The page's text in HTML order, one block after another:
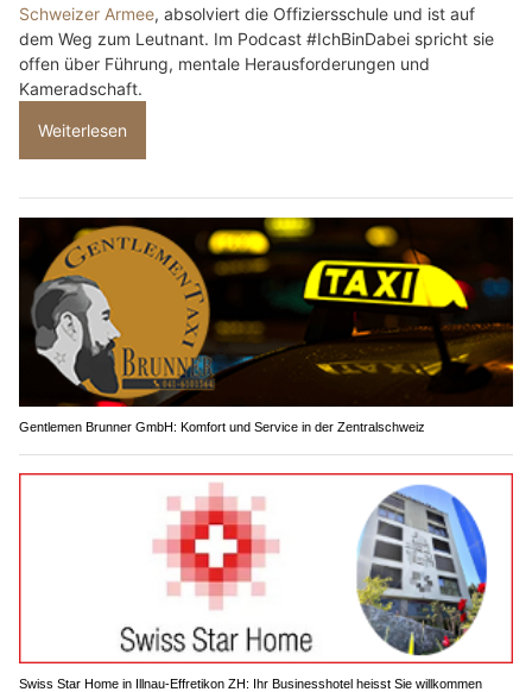
Schweizer Armee, absolviert die Offiziersschule und ist auf
dem Weg zum Leutnant. Im Podcast #IchBinDabei spricht sie
offen über Führung, mentale Herausforderungen und
Kameradschaft.
Weiterlesen
Gentlemen Brunner GmbH: Komfort und Service in der Zentralschweiz
Swiss Star Home in Illnau-Effretikon ZH: Ihr Businesshotel heisst Sie willkommen